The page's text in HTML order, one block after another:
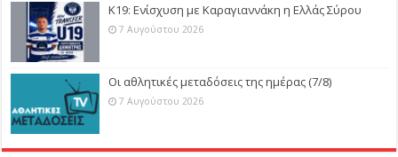
Κ19: Ενίσχυση με Καραγιαννάκη η Ελλάς Σύρου
7 Αυγούστου 2026
Οι αθλητικές μεταδόσεις της ημέρας (7/8)
7 Αυγούστου 2026